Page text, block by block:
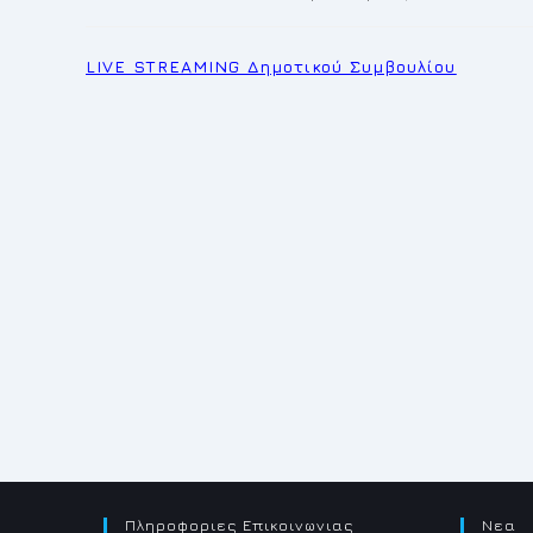
LIVE STREAMING Δημοτικού Συμβουλίου
Πληροφοριες Επικοινωνιας Νεα